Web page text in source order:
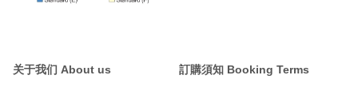
关于我们 About us 訂購須知 Booking Terms